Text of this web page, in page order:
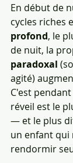
En début de
cycles riches
profond, le
de nuit, la
paradoxal
agité)
C'est
réveil est le
— et le plus
un enfant qui
rendormir